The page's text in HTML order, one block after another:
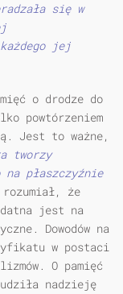
się w
jej
o drodze do
powtórzeniem
Jest to ważne,
tworzy
płaszczyźnie
że
jest na
Dowodów na
w postaci
O pamięć
nadzieję